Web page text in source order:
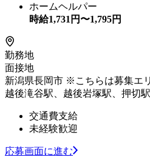
ホームヘルパー
時給1,731 円〜1,795円
勤務地
面接地
新潟県長岡市 ※こちらは募集エ
越後滝谷駅、越後岩塚駅、押切駅
交通費支給
未経験歓迎
応募画面に進む